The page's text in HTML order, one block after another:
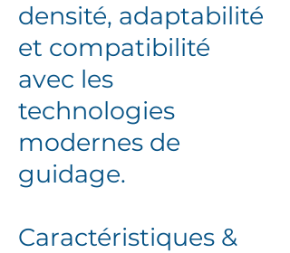
densité, adaptabilité
et compatibilité
avec les
technologies
modernes de
guidage.
Caractéristiques &